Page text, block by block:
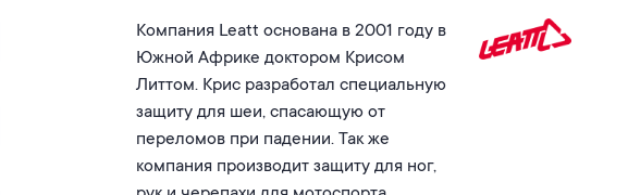
Компания Leatt основана в 2001 году в
Южной Африке доктором Крисом
Литтом. Крис разработал специальную
защиту для шеи, спасающую от
переломов при падении. Так же
компания производит защиту для ног,